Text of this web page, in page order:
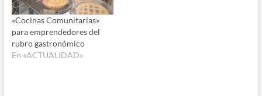
«Cocinas Comunitarias»
para emprendedores del
rubro gastronómico
En «ACTUALIDAD»